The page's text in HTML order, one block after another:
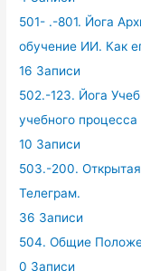
501- .-801. Йога
обучение ИИ. Как
16 Записи
502.-123. Йога
учебного
10 Записи
503.-200.
Телеграм.
36 Записи
504. Общие
0 Записи